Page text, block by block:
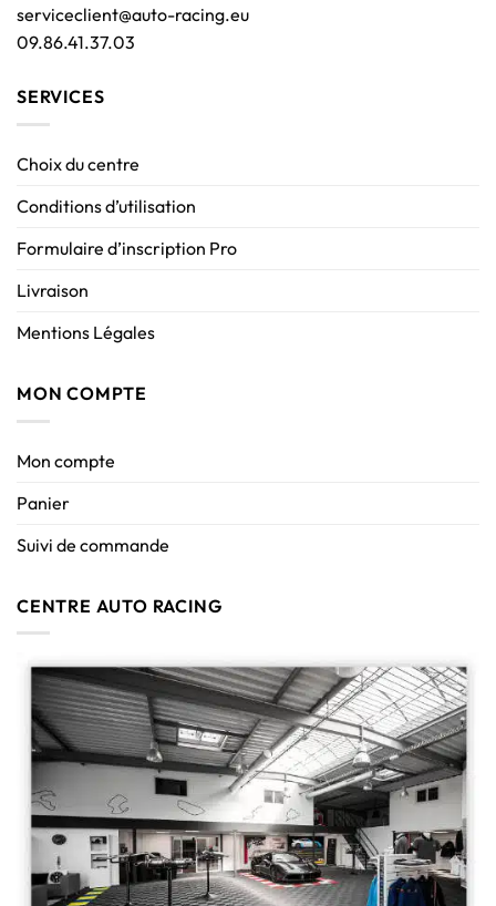
serviceclient@auto-racing.eu
09.86.41.37.03
SERVICES
Choix du centre
Conditions d’utilisation
Formulaire d’inscription Pro
Livraison
Mentions Légales
MON COMPTE
Mon compte
Panier
Suivi de commande
CENTRE AUTO RACING